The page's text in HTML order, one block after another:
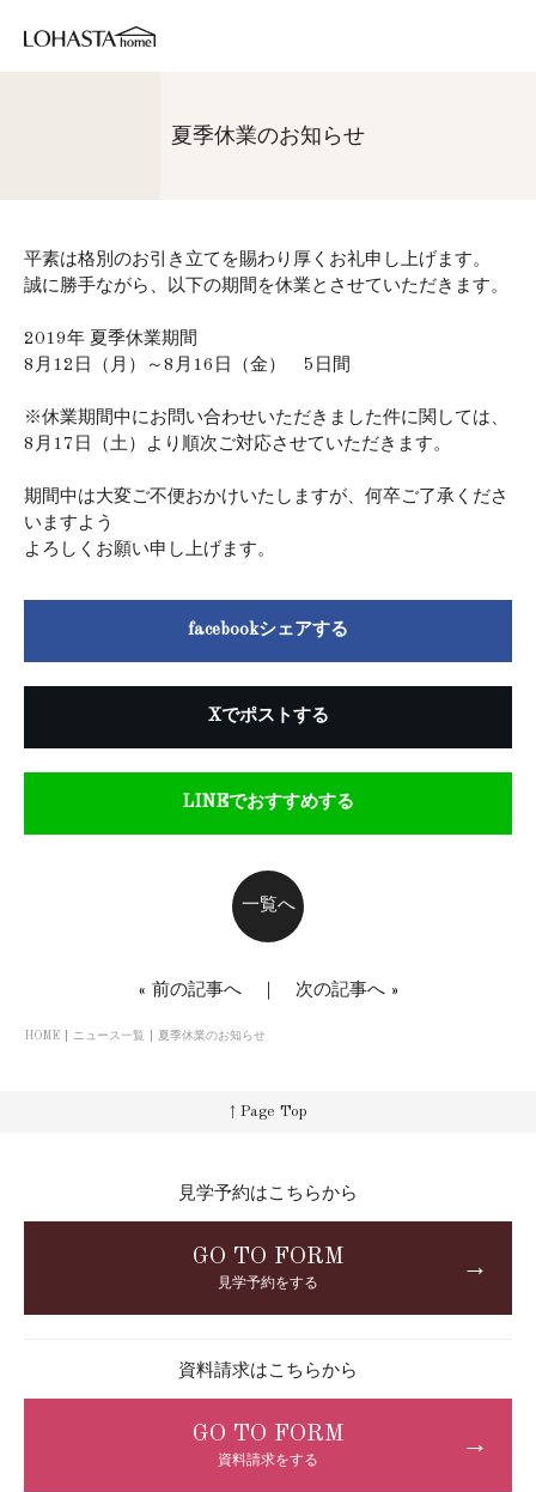
夏季休業のお知らせ
平素は格別のお引き立てを賜わり厚くお礼申し上げます。
誠に勝手ながら、以下の期間を休業とさせていただきます。
2019年 夏季休業期間
8月12日（月）～8月16日（金） 5日間
※休業期間中にお問い合わせいただきました件に関しては、
8月17日（土）より順次ご対応させていただきます。
期間中は大変ご不便おかけいたしますが、何卒ご了承くださ
いますよう
よろしくお願い申し上げます。
facebookシェアする
Xでポストする
LINEでおすすめする
一覧へ
« 前の記事へ｜ 次の記事へ»
HOME ニュース一覧 夏季休業のお知らせ
↑ Page Top
見学予約はこちらから
GO TO FORM
見学予約をする
→
資料請求はこちらから
GO TO FORM
資料請求をする
→